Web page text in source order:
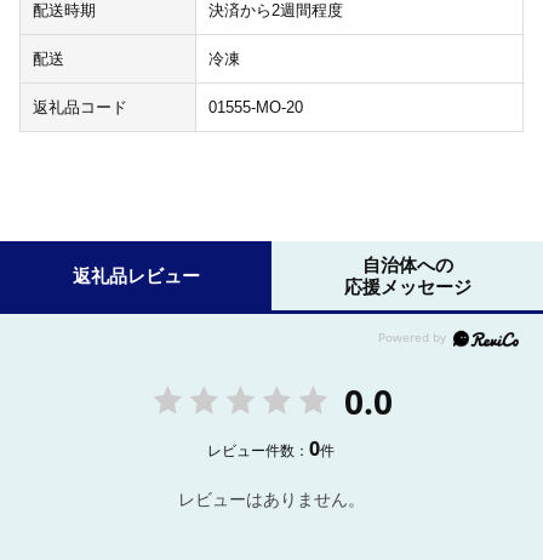
配送時期 決済から2週間程度
配送 冷凍
返礼品コード 01555-MO-20
返礼品レビュー
自治体への
応援メッセージ
0.0
レビュー件数：0件
レビューはありません。